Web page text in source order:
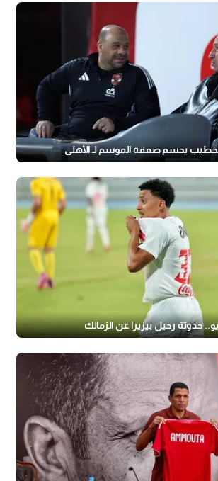
يحسم صفقة الموسم لـ الأهلي
حدوتة رحيل بيزيرا عن الزمالك